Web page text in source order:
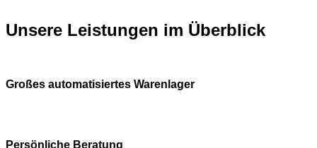
Unsere Leistungen im Überblick
Großes automatisiertes Warenlager
Persönliche Beratung